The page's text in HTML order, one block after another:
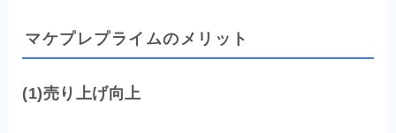
マケプレプライムのメリット
(1)売り上げ向上